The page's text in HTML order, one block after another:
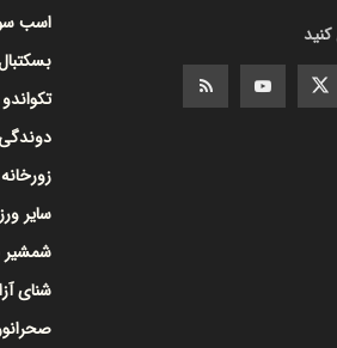
کنید
اسب
تکواندو
دوندگی
زورخانه
سایر
شمشیر
شنای